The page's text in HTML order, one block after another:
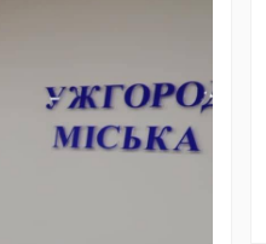
Читати